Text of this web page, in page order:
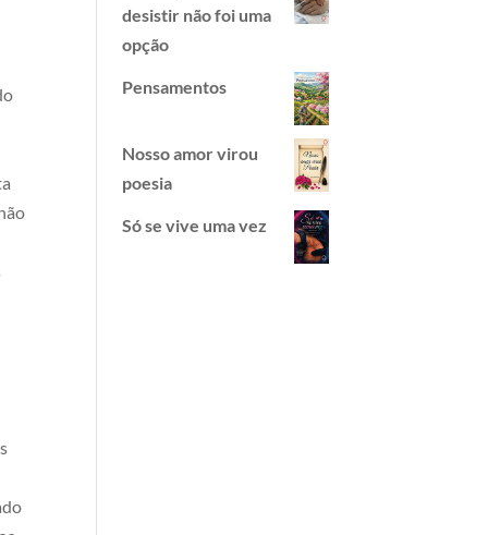
desistir não foi uma
opção
Pensamentos
Nosso amor virou
poesia
Só se vive uma vez